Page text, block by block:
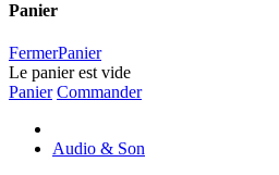
Panier
FermerPanier
Le panier est vide
Panier Commander
Audio & Son